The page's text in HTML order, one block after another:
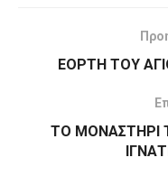
ΕΟΡΤΗ ΤΟΥ
ΤΟ ΜΟΝΑΣΤΗΡΙ